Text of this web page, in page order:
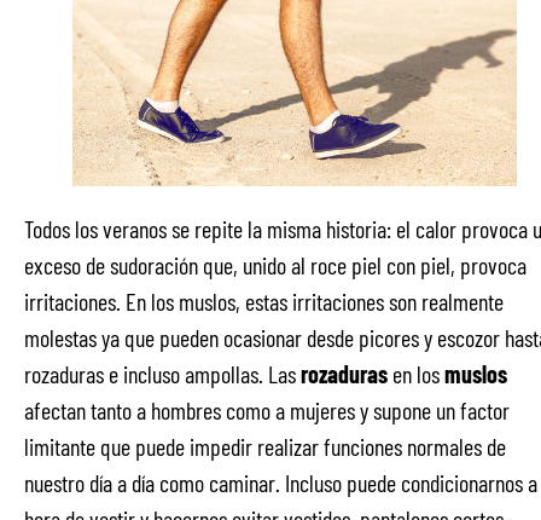
Todos los veranos se repite la misma historia: el calor provoca
exceso de sudoración que, unido al roce piel con piel, provoca
irritaciones. En los muslos, estas irritaciones son realmente
molestas ya que pueden ocasionar desde picores y escozor
rozaduras e incluso ampollas. Lasrozaduras en losmuslos
afectan tanto a hombres como a mujeres y supone un factor
limitante que puede impedir realizar funciones normales de
nuestro día a día como caminar. Incluso puede condicionarnos